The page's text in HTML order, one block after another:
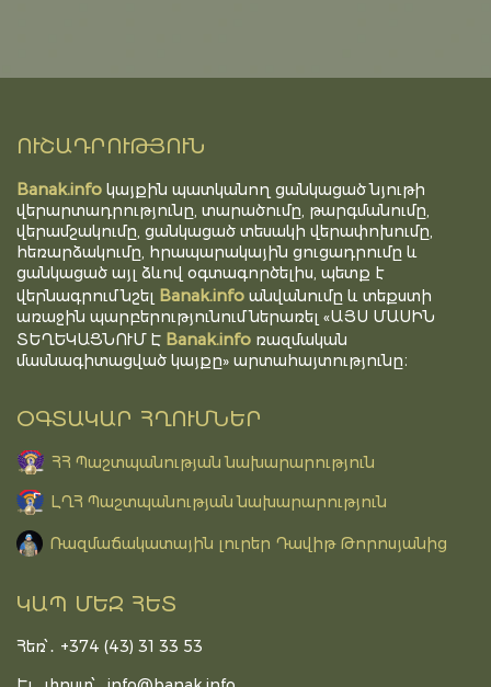
ՈՒՇԱԴՐՈՒԹՅՈՒՆ
Banak.info կայքին պատկանող ցանկացած նյութի
վերարտադրությունը, տարածումը, թարգմանումը,
վերամշակումը, ցանկացած տեսակի վերափոխումը,
հեռարձակումը, հրապարակային ցուցադրումը և
ցանկացած այլ ձևով օգտագործելիս, պետք է
վերնագրում նշել Banak.info անվանումը և տեքստի
առաջին պարբերությունում ներառել «ԱՅՍ ՄԱՍԻՆ
ՏԵՂԵԿԱՑՆՈՒՄ Է Banak.info ռազմական
մասնագիտացված կայքը» արտահայտությունը։
ՕԳՏԱԿԱՐ ՀՂՈՒՄՆԵՐ
ՀՀ Պաշտպանության նախարարություն
ԼՂՀ Պաշտպանության նախարարություն
Ռազմաճակատային լուրեր Դավիթ Թորոսյանից
ԿԱՊ ՄԵԶ ՀԵՏ
Հեռ՝․ +374 (43) 31 33 53